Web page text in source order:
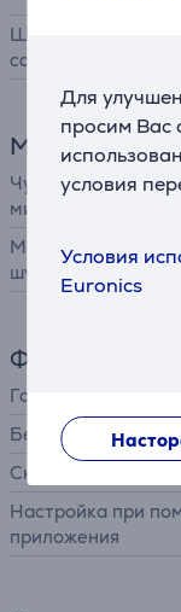
Для
просим Вас
условия
Условия
Euronics
Шумоподавление
canceling)
Микрофон
Чувствительность
микрофона
Микрофон с
шумоподавлением
Функции
Голосовое
Беспроводная
Складная
Настройка при
приложения